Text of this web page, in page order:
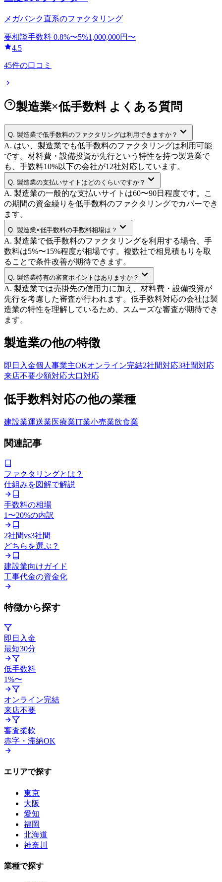
メガバンク直系のファクタリング
要相談手数料 0.8%〜5%1,000,000円〜
4.5
45件の口コミ
製造業×低手数料 よくある質問
Q. 製造業で低手数料のファクタリングは利用できますか？
A. はい、製造業でも低手数料のファクタリングは利用可能
です。材料費・設備投資が先行という特性を持つ製造業で
も、手数料10%以下の会社が12社対応しています。
Q. 製造業の支払いサイトはどのくらいですか？
A. 製造業の一般的な支払いサイトは60〜90日程度です。こ
の期間の資金繰りを低手数料のファクタリングでカバーでき
ます。
Q. 製造業×低手数料の手数料相場は？
A. 製造業で低手数料のファクタリングを利用する場合、手
数料は5%〜15%程度が相場です。複数社で相見積もりを取
ることで条件改善が期待できます。
Q. 製造業特有の審査ポイントはありますか？
A. 製造業では売掛先の信用力に加え、材料費・設備投資が
先行を考慮した審査が行われます。低手数料対応の会社は製
造業の特性を理解しているため、スムーズな審査が期待でき
ます。
製造業の他の特徴
即日入金個人事業主OKオンライン完結2社間対応3社間対応
来店不要少額対応大口対応
低手数料対応の他の業種
建設業運送業医療業IT業小売業飲食業
関連記事
ファクタリングとは？
仕組みを図解で解説
手数料の相場
1〜20%の内訳
2社間vs3社間
どちらを選ぶ？
建設業向けガイド
工事代金の資金化
特徴から探す
即日入金
最短30分
低手数料
1%〜
オンライン完結
来店不要
審査柔軟
赤字・滞納OK
エリアで探す
東京
大阪
愛知
福岡
北海道
神奈川
業種で探す